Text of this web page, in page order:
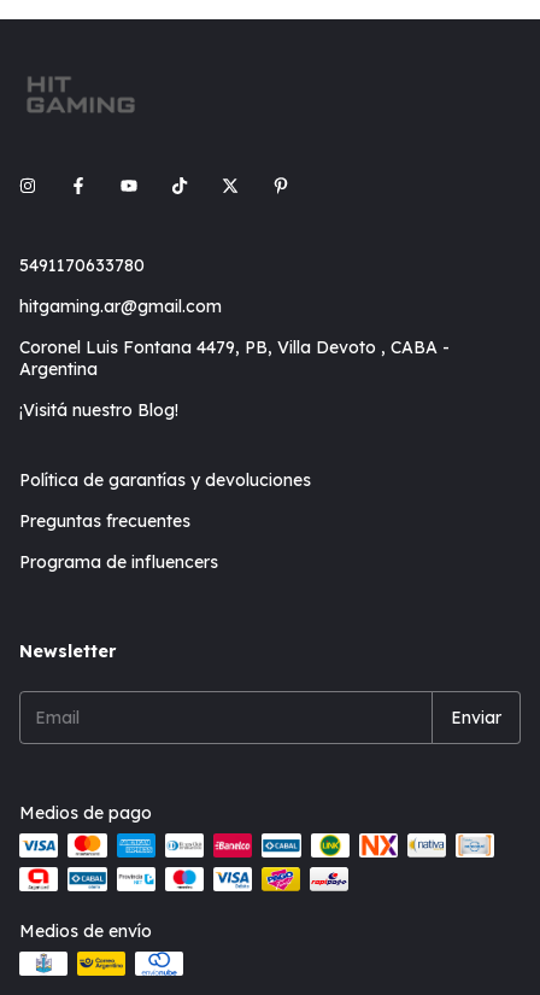
5491170633780
hitgaming.ar@gmail.com
Coronel Luis Fontana 4479, PB, Villa Devoto , CABA -
Argentina
¡Visitá nuestro Blog!
Política de garantías y devoluciones
Preguntas frecuentes
Programa de influencers
Newsletter
Medios de pago
Medios de envío